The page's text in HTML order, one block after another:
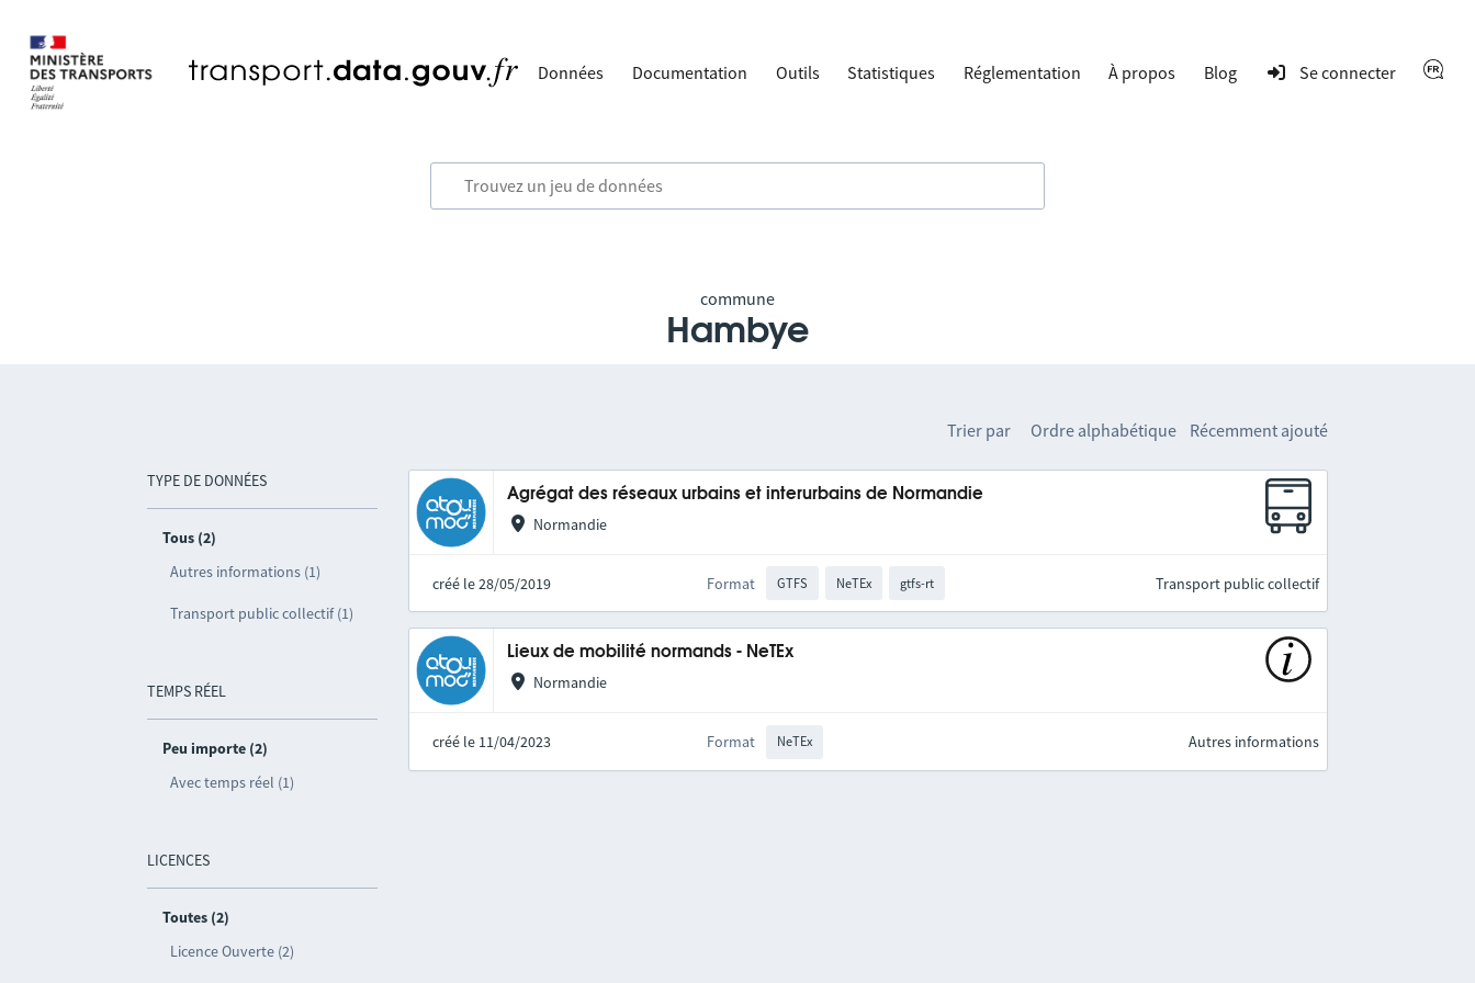
Données Documentation Outils Statistiques Réglementation À propos Blog Se connecter
commune
Hambye
TYPE DE DONNÉES
Tous (2)
Autres informations (1)
Transport public collectif (1)
TEMPS RÉEL
Peu importe (2)
Avec temps réel (1)
LICENCES
Toutes (2)
Licence Ouverte (2)
Trier par Ordre alphabétique Récemment ajouté
Agrégat des réseaux urbains et interurbains de Normandie
Normandie
créé le 28/05/2019 Format GTFS NeTEx gtfs-rt Transport public collectif
Lieux de mobilité normands - NeTEx
Normandie
créé le 11/04/2023 Format NeTEx Autres informations